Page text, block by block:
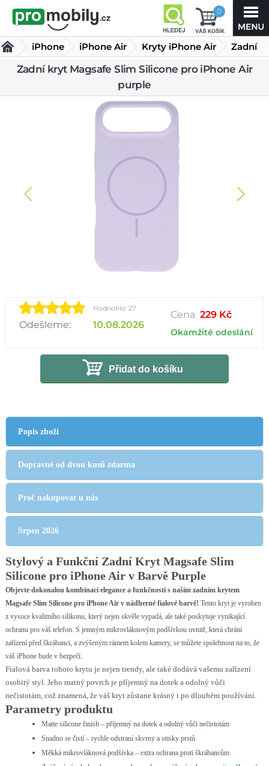
0
iPhone iPhone Air Kryty iPhone Air
Zadní
kryt
Magsafe Slim Silicone pro iPhone Air purple
Zadní kryt Magsafe Slim Silicone pro iPhone Air
purple
Hodnotilo: 27
Odešleme: 10.08.2026
Cena 229 Kč
Okamžité odeslání
Přidat do košíku
Popis zboží
Dopravné od dvou kusů zdarma
Proč nakupovat u nás
Srpen 2026
Stylový a Funkční Zadní Kryt Magsafe Slim
Silicone pro iPhone Air v Barvě Purple
Objevte dokonalou kombinaci elegance a funkčnosti s naším zadním krytem
Magsafe Slim Silicone pro iPhone Air v nádherné fialové barvě! Tento kryt je vyroben
z vysoce kvalitního silikonu, který nejen skvěle vypadá, ale také poskytuje vynikající
ochranu pro váš telefon. S jemným mikrovláknovým podšívkou uvnitř, která chrání
zařízení před škrábanci, a zvýšeným rámem kolem kamery, se můžete spolehnout na to, že
váš iPhone bude v bezpečí.
Fialová barva tohoto krytu je nejen trendy, ale také dodává vašemu zařízení
osobitý styl. Jeho matný povrch je příjemný na dotek a odolný vůči
nečistotám, což znamená, že váš kryt zůstane krásný i po dlouhém používání.
Parametry produktu
Matte silicone finish – příjemný na dotek a odolný vůči nečistotám
Snadno se čistí – rychle odstraní skvrny a otisky prstů
Měkká mikrovláknová podšívka – extra ochrana proti škrábancům